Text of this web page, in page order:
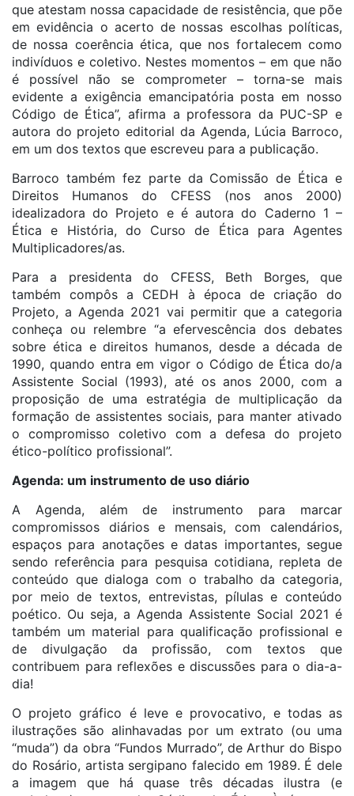
que atestam nossa capacidade de resistência, que põe
em evidência o acerto de nossas escolhas políticas,
de nossa coerência ética, que nos fortalecem como
indivíduos e coletivo. Nestes momentos – em que não
é possível não se comprometer – torna-se mais
evidente a exigência emancipatória posta em nosso
Código de Ética”, afirma a professora da PUC-SP e
autora do projeto editorial da Agenda, Lúcia Barroco,
em um dos textos que escreveu para a publicação.
Barroco também fez parte da Comissão de Ética e
Direitos Humanos do CFESS (nos anos 2000)
idealizadora do Projeto e é autora do Caderno 1 –
Ética e História, do Curso de Ética para Agentes
Multiplicadores/as.
Para a presidenta do CFESS, Beth Borges, que
também compôs a CEDH à época de criação do
Projeto, a Agenda 2021 vai permitir que a categoria
conheça ou relembre “a efervescência dos debates
sobre ética e direitos humanos, desde a década de
1990, quando entra em vigor o Código de Ética do/a
Assistente Social (1993), até os anos 2000, com a
proposição de uma estratégia de multiplicação da
formação de assistentes sociais, para manter ativado
o compromisso coletivo com a defesa do projeto
ético-político profissional”.
Agenda: um instrumento de uso diário
A Agenda, além de instrumento para marcar
compromissos diários e mensais, com calendários,
espaços para anotações e datas importantes, segue
sendo referência para pesquisa cotidiana, repleta de
conteúdo que dialoga com o trabalho da categoria,
por meio de textos, entrevistas, pílulas e conteúdo
poético. Ou seja, a Agenda Assistente Social 2021 é
também um material para qualificação profissional e
de divulgação da profissão, com textos que
contribuem para reflexões e discussões para o dia-a-
dia!
O projeto gráfico é leve e provocativo, e todas as
ilustrações são alinhavadas por um extrato (ou uma
“muda”) da obra “Fundos Murrado”, de Arthur do Bispo
do Rosário, artista sergipano falecido em 1989. É dele
a imagem que há quase três décadas ilustra (e